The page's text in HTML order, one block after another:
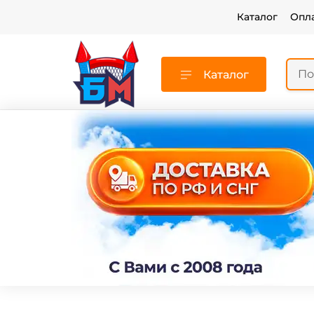
Каталог
Каталог